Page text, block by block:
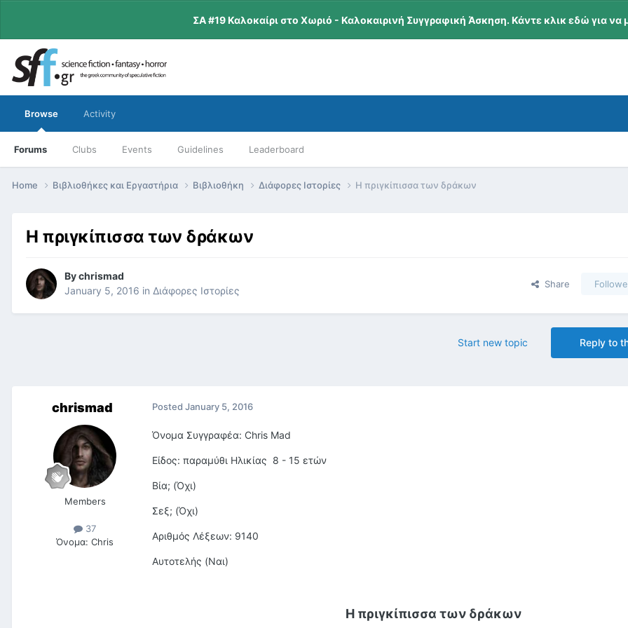
ΣΑ #19 Καλοκαίρι στο Χωριό - Καλοκαιρινή Συγγραφική Άσκηση. Κάντε κλικ εδώ για να
Browse
Forums Clubs Events Guidelines Leaderboard
Activity
Home Βιβλιοθήκες και Εργαστήρια Βιβλιοθήκη Διάφορες Ιστορίες Η πριγκίπισσα των δράκων
Η πριγκίπισσα των δράκων
Bychrismad
January 5, 2016 in Διάφορες Ιστορίες
Share
Reply to
Start new topic
chrismad
Members
37
Όνομα: Chris
Posted January 5, 2016
Όνομα Συγγραφέα: Chris Mad
Είδος: παραμύθι Ηλικίας 8 - 15 ετών
Βία; (Όχι)
Σεξ; (Όχι)
Αριθμός Λέξεων: 9140
Αυτοτελής (Ναι)
Η πριγκίπισσα των δράκων